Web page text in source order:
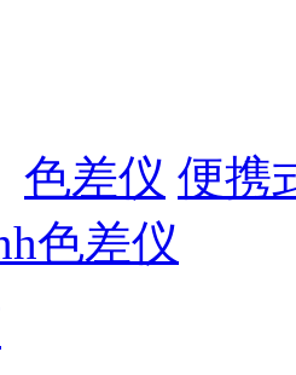
色差仪 便携
色差仪